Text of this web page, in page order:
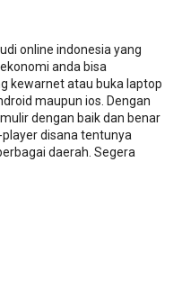
online indonesia yang
anda bisa
kewarnet atau buka laptop
maupun ios. Dengan
dengan baik dan benar
disana tentunya
daerah. Segera